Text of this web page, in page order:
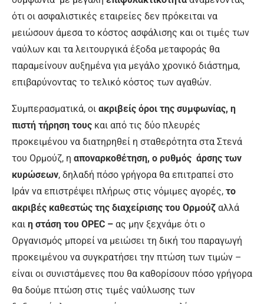
ότι οι ασφαλιστικές εταιρείες δεν πρόκειται να
μειώσουν άμεσα το κόστος ασφάλισης και οι τιμές των
ναύλων και τα λειτουργικά έξοδα μεταφοράς θα
παραμείνουν αυξημένα για μεγάλο χρονικό διάστημα,
επιβαρύνοντας το τελικό κόστος των αγαθών.
Συμπερασματικά, οι ακριβείς όροι της συμφωνίας, η
πιστή τήρηση τους και από τις δύο πλευρές
προκειμένου να διατηρηθεί η σταθερότητα στα Στενά
του Ορμούζ, η αποναρκοθέτηση, ο ρυθμός άρσης των
κυρώσεων, δηλαδή πόσο γρήγορα θα επιτραπεί στο
Ιράν να επιστρέψει πλήρως στις νόμιμες αγορές, το
ακριβές καθεστώς της διαχείρισης του Ορμούζ αλλά
και η στάση του OPEC – ας μην ξεχνάμε ότι ο
Οργανισμός μπορεί να μειώσει τη δική του παραγωγή
προκειμένου να συγκρατήσει την πτώση των τιμών –
είναι οι συνιστάμενες που θα καθορίσουν πόσο γρήγορα
θα δούμε πτώση στις τιμές ναύλωσης των